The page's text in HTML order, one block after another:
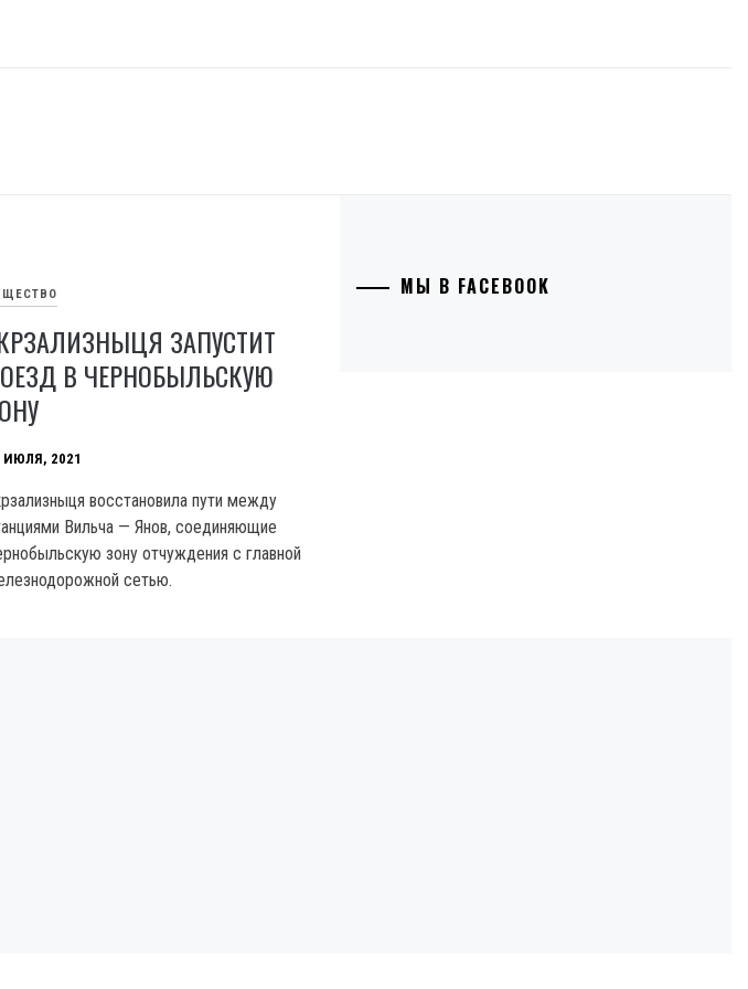
ЗАПУСТИТ
В ЧЕРНОБЫЛЬСКУЮ
ИЮЛЯ, 2021
восстановила пути между
Вильча — Янов, соединяющие
зону отчуждения с главной
сетью.
МЫ В FACEBOOK